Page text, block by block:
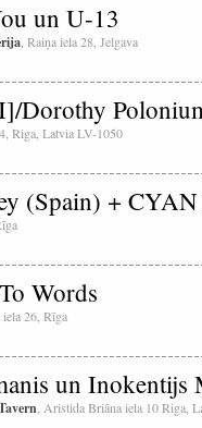
un U-13
, Raiņa iela 28, Jelgava
Dorothy
Riga, Latvia LV-1050
(Spain) +
Words
iela 26, Rīga
un Inokentijs
, Aristida Briāna iela 10 Riga,